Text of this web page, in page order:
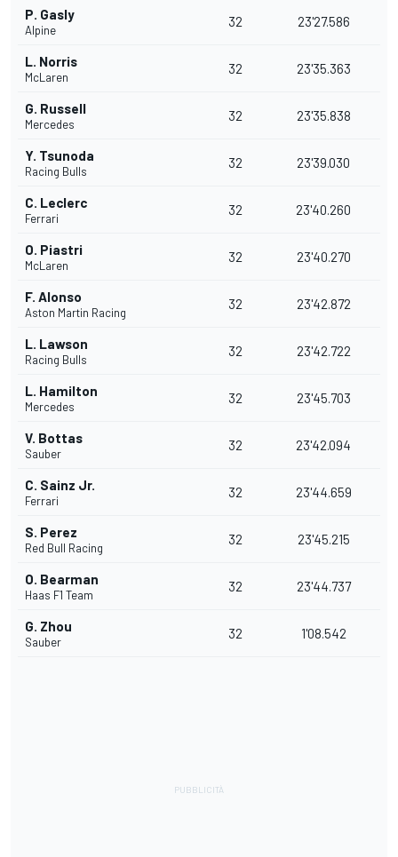
P. Gasly
Alpine
32 23'27.586
L. Norris
McLaren
32 23'35.363
G. Russell
Mercedes
32 23'35.838
Y. Tsunoda
Racing Bulls
32 23'39.030
C. Leclerc
Ferrari
32 23'40.260
O. Piastri
McLaren
32 23'40.270
F. Alonso
Aston Martin Racing
32 23'42.872
L. Lawson
Racing Bulls
32 23'42.722
L. Hamilton
Mercedes
32 23'45.703
V. Bottas
Sauber
32 23'42.094
C. Sainz Jr.
Ferrari
32 23'44.659
S. Perez
Red Bull Racing
32 23'45.215
O. Bearman
Haas F1 Team
32 23'44.737
G. Zhou
Sauber
32 1'08.542